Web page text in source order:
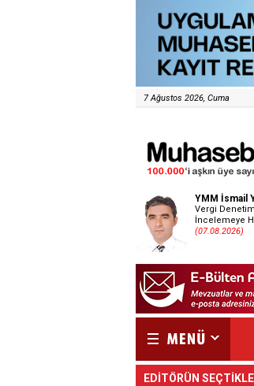
7 Ağustos 2026, Cuma
YMM İsmail
Vergi
İncelemeye
(07.08.2026)
EDİTÖRÜN